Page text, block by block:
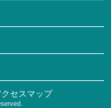
クセスマップ